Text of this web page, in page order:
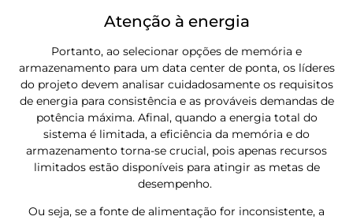
Atenção à energia
Portanto, ao selecionar opções de memória e
armazenamento para um data center de ponta, os líderes
do projeto devem analisar cuidadosamente os requisitos
de energia para consistência e as prováveis ​​demandas de
potência máxima. Afinal, quando a energia total do
sistema é limitada, a eficiência da memória e do
armazenamento torna-se crucial, pois apenas recursos
limitados estão disponíveis para atingir as metas de
desempenho.
Ou seja, se a fonte de alimentação for inconsistente, a